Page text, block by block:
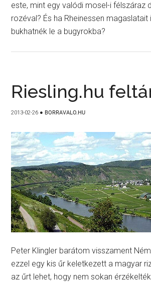
este, mint egy valódi mosel-i félszáraz
rozéval? És ha Rheinessen
bukhatnék le a bugyrokba?
Riesling.hu
2013-02-26 ● BORRAVALO.HU
Peter Klingler barátom visszament
ezzel egy kis űr keletkezett a magyar
az űrt lehet, hogy nem sokan